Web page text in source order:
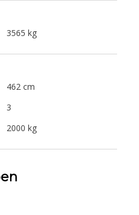
3565 kg
462 cm
3
2000 kg